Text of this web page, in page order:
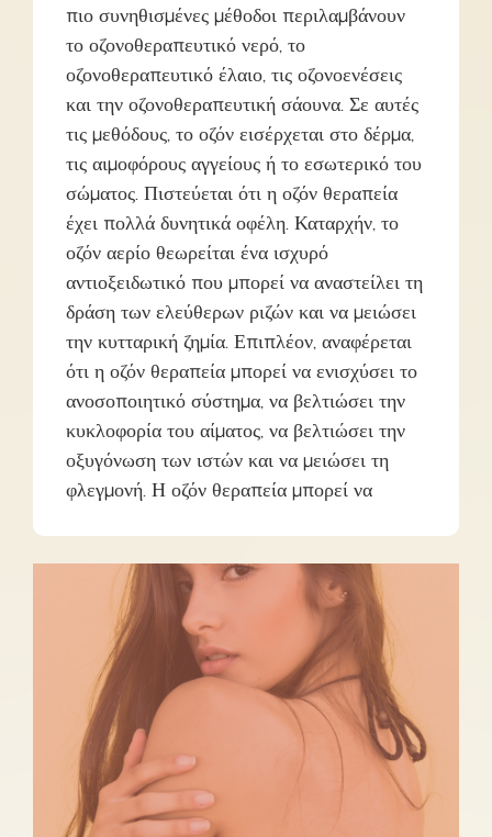
πιο συνηθισμένες μέθοδοι περιλαμβάνουν
το οζονοθεραπευτικό νερό, το
οζονοθεραπευτικό έλαιο, τις οζονοενέσεις
και την οζονοθεραπευτική σάουνα. Σε αυτές
τις μεθόδους, το οζόν εισέρχεται στο δέρμα,
τις αιμοφόρους αγγείους ή το εσωτερικό του
σώματος. Πιστεύεται ότι η οζόν θεραπεία
έχει πολλά δυνητικά οφέλη. Καταρχήν, το
οζόν αερίο θεωρείται ένα ισχυρό
αντιοξειδωτικό που μπορεί να αναστείλει τη
δράση των ελεύθερων ριζών και να μειώσει
την κυτταρική ζημία. Επιπλέον, αναφέρεται
ότι η οζόν θεραπεία μπορεί να ενισχύσει το
ανοσοποιητικό σύστημα, να βελτιώσει την
κυκλοφορία του αίματος, να βελτιώσει την
οξυγόνωση των ιστών και να μειώσει τη
φλεγμονή. Η οζόν θεραπεία μπορεί να